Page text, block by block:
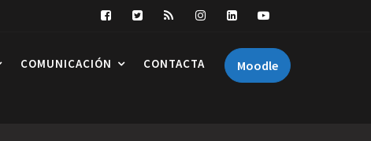
Moodle
COMUNICACIÓN CONTACTA